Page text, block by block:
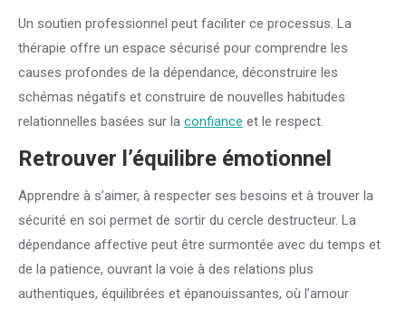
Un soutien professionnel peut faciliter ce processus. La
thérapie offre un espace sécurisé pour comprendre les
causes profondes de la dépendance, déconstruire les
schémas négatifs et construire de nouvelles habitudes
relationnelles basées sur la confiance et le respect.
Retrouver l’équilibre émotionnel
Apprendre à s’aimer, à respecter ses besoins et à trouver la
sécurité en soi permet de sortir du cercle destructeur. La
dépendance affective peut être surmontée avec du temps et
de la patience, ouvrant la voie à des relations plus
authentiques, équilibrées et épanouissantes, où l’amour